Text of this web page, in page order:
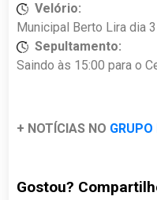
Velório:
Municipal Berto Lira dia
Sepultamento:
Saindo às 15:00 para o
+ NOTÍCIAS NO
Gostou?